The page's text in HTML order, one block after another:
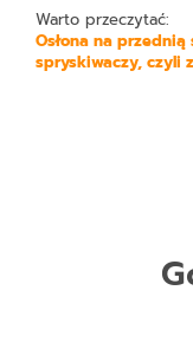
Warto przeczytać:
Osłona na
spryskiwaczy, czyli